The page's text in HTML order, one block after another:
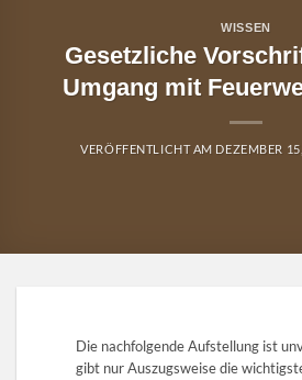
WISSEN
Gesetzliche
Umgang mit
VERÖFFENTLICHT AM DEZEMBER
Die nachfolgende Aufstellung ist
gibt nur Auszugsweise die